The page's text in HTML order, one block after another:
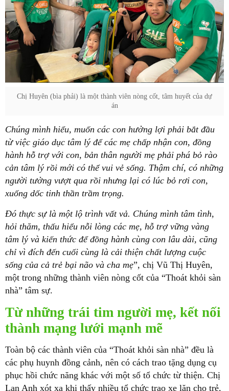
Chị Huyên (bìa phải) là một thành viên nòng cốt, tâm huyết của dự
án
Chúng mình hiểu, muốn các con hưởng lợi phải bắt đầu
từ việc giáo dục tâm lý để các mẹ chấp nhận con, đồng
hành hỗ trợ với con, bản thân người mẹ phải phá bỏ rào
cản tâm lý rồi mới có thể vui vẻ sống. Thậm chí, có những
người tưởng vượt qua rồi nhưng lại có lúc bỏ rơi con,
xuống dốc tinh thần trầm trọng.
Đó thực sự là một lộ trình vất vả. Chúng mình tâm tình,
hỏi thăm, thấu hiểu nỗi lòng các mẹ, hỗ trợ vững vàng
tâm lý và kiến thức để đồng hành cùng con lâu dài, cũng
chỉ vì đích đến cuối cùng là cải thiện chất lượng cuộc
sống của cả trẻ bại não và cha mẹ”, chị Vũ Thị Huyên,
một trong những thành viên nòng cốt của “Thoát khỏi sàn
nhà” tâm sự.
Từ những trái tim người mẹ, kết nối
thành mạng lưới mạnh mẽ
Toàn bộ các thành viên của “Thoát khỏi sàn nhà” đều là
các phụ huynh đồng cảnh, nên có cách trao tặng dụng cụ
phục hồi chức năng khác với một số tổ chức từ thiện. Chị
Lan Anh xót xa khi thấy nhiều tổ chức trao xe lăn cho trẻ,